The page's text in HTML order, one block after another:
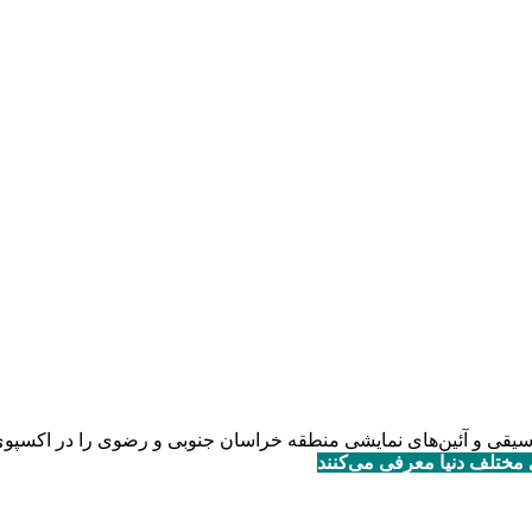
منطقه خراسان جنوبی و رضوی را در اکسپوی ۲۰۱۵ میلان به نمایش
دنیا معرفی می‌کنند